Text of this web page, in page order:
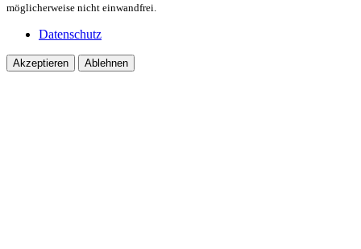
möglicherweise nicht einwandfrei.
Datenschutz
Akzeptieren Ablehnen